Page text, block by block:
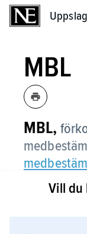
MBL
MBL,
Vill du